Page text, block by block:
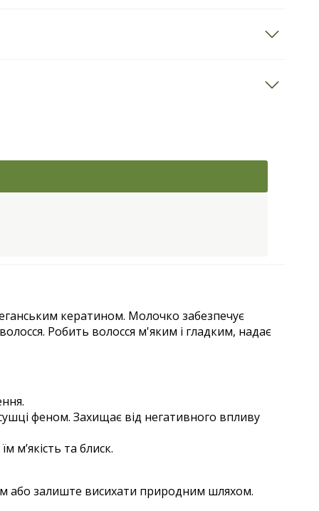
кератином. Молочко забезпечує
Робить волосся м'яким і гладким, надає
феном. Захищає від негативного впливу
мʼякість та блиск.
або залиште висихати природним шляхом.